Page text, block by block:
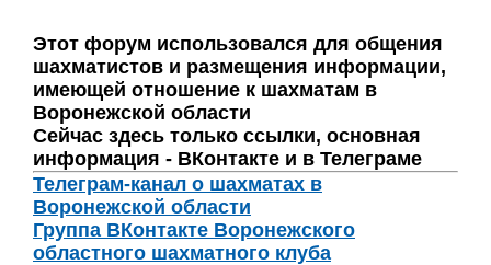
Этот форум использовался для общения
шахматистов и размещения информации,
имеющей отношение к шахматам в
Воронежской области
Сейчас здесь только ссылки, основная
информация - ВКонтакте и в Телеграме
Телеграм-канал о шахматах в
Воронежской области
Группа ВКонтакте Воронежского
областного шахматного клуба